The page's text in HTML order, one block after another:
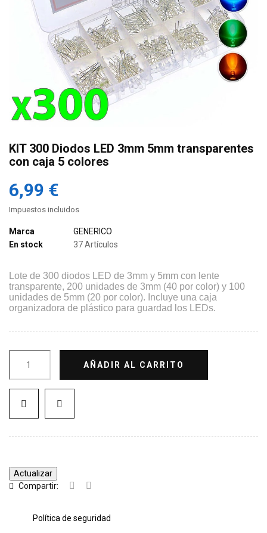
KIT 300 Diodos LED 3mm 5mm transparentes
con caja 5 colores
6,99 €
Impuestos incluidos
Marca
GENERICO
En stock
37 Artículos
Lote de 300 diodos
LED de 3mm y 5mm con lente
transparente, 200 unidades de 3mm (40 por color) y 100
unidades de 5mm (20 por color). Incluye una caja
organizadora de plástico para guardad los LEDs.
AÑADIR AL CARRITO
Compartir:
Política de seguridad